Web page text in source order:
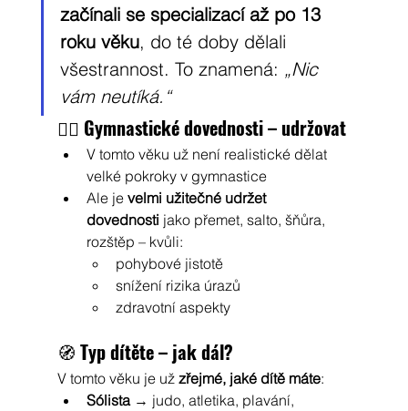
začínali se specializací až po 13
roku věku, do té doby dělali
všestrannost. To znamená: „Nic
vám neutíká.“
🤸‍♂️ Gymnastické dovednosti – udržovat
V tomto věku už není realistické dělat
velké pokroky v gymnastice
Ale je velmi užitečné udržet
dovednosti jako přemet, salto, šňůra,
rozštěp – kvůli:
pohybové jistotě
snížení rizika úrazů
zdravotní aspekty
🧭 Typ dítěte – jak dál?
V tomto věku je už zřejmé, jaké dítě máte:
Sólista → judo, atletika, plavání,